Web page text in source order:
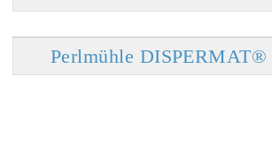
Perlmühle DISPERMAT®